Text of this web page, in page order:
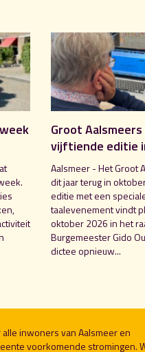
Groot
vijftiende editie
Aalsmeer - Het Groot
dit jaar terug in
editie met een
taalevenement vindt
oktober 2026 in het
Burgemeester Gido
dictee opnieuw...
inwoners van Aalsmeer en
voorkomende stromingen.